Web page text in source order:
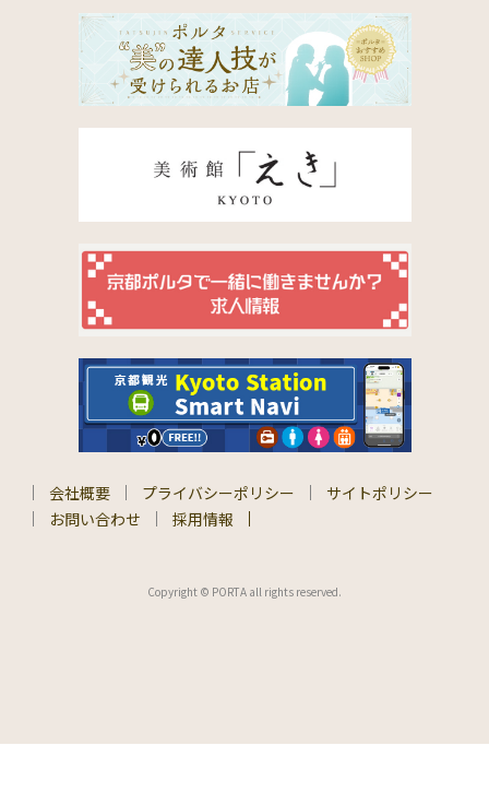
会社概要 プライバシーポリシー
サイトポリシー
お問い合わせ
採用情報
Copyright © PORTA all rights reserved.